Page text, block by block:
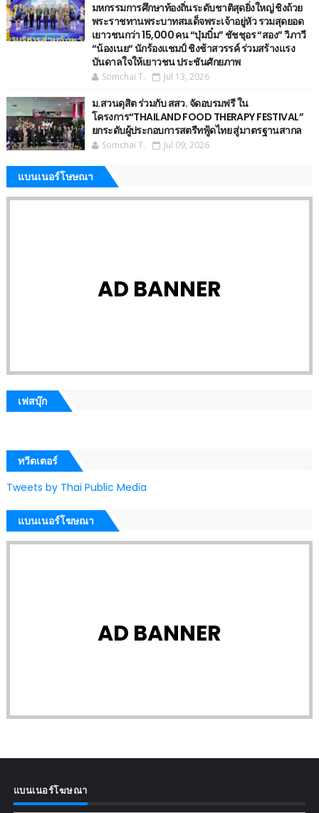
มหกรรมการศึกษาท้องถิ่นระดับชาติสุดยิ่งใหญ่ ชิงถ้วย
พระราชทานพระบาทสมเด็จพระเจ้าอยู่หัว รวมสุดยอด
เยาวชนกว่า 15,000 คน “บุ๋มบิ๋ม” ชัชชุอร “สอง” วิภาวี
“น้องเนย“ นักร้องแชมป์ ชิงช้าสวรรค์ ร่วมสร้างแรง
บันดาลใจให้เยาวชน ประชันศักยภาพ
Somchai T. Jul 13, 2026
ม.สวนดุสิต ร่วมกับ สสว. จัดอบรมฟรี ใน
โครงการ“THAILAND FOOD THERAPY FESTIVAL”
ยกระดับผู้ประกอบการสตรีทฟู้ดไทย สู่มาตรฐานสากล
Somchai T. Jul 09, 2026
แบนเนอร์โษษณา
AD BANNER
เฟสบุ๊ก
ทวีตเตอร์
Tweets by Thai Public Media
แบนเนอร์โฆษณา
AD BANNER
แบนเนอร์โฆษณา